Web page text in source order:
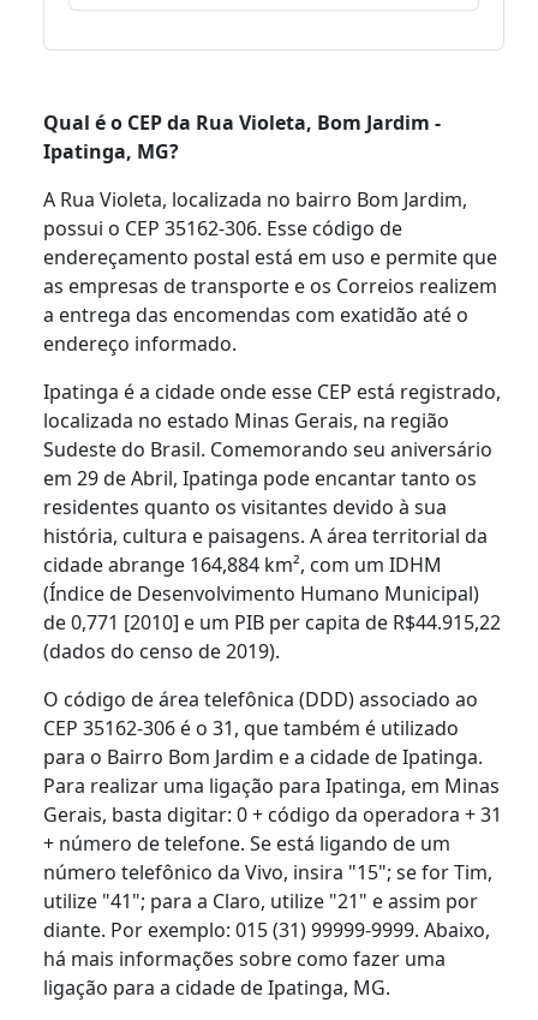
Qual é o CEP da Rua Violeta, Bom Jardim -
Ipatinga, MG?
A Rua Violeta, localizada no bairro Bom Jardim,
possui o CEP 35162-306. Esse código de
endereçamento postal está em uso e permite que
as empresas de transporte e os Correios realizem
a entrega das encomendas com exatidão até o
endereço informado.
Ipatinga é a cidade onde esse CEP está registrado,
localizada no estado Minas Gerais, na região
Sudeste do Brasil. Comemorando seu aniversário
em 29 de Abril, Ipatinga pode encantar tanto os
residentes quanto os visitantes devido à sua
história, cultura e paisagens. A área territorial da
cidade abrange 164,884 km², com um IDHM
(Índice de Desenvolvimento Humano Municipal)
de 0,771 [2010] e um PIB per capita de R$44.915,22
(dados do censo de 2019).
O código de área telefônica (DDD) associado ao
CEP 35162-306 é o 31, que também é utilizado
para o Bairro Bom Jardim e a cidade de Ipatinga.
Para realizar uma ligação para Ipatinga, em Minas
Gerais, basta digitar: 0 + código da operadora + 31
+ número de telefone. Se está ligando de um
número telefônico da Vivo, insira "15"; se for Tim,
utilize "41"; para a Claro, utilize "21" e assim por
diante. Por exemplo: 015 (31) 99999-9999. Abaixo,
há mais informações sobre como fazer uma
ligação para a cidade de Ipatinga, MG.